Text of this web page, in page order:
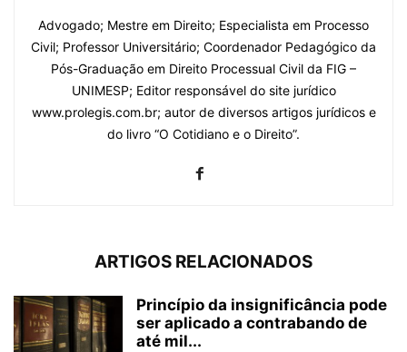
Advogado; Mestre em Direito; Especialista em Processo
Civil; Professor Universitário; Coordenador Pedagógico da
Pós-Graduação em Direito Processual Civil da FIG –
UNIMESP; Editor responsável do site jurídico
www.prolegis.com.br; autor de diversos artigos jurídicos e
do livro “O Cotidiano e o Direito”.
ARTIGOS RELACIONADOS
Princípio da insignificância pode
ser aplicado a contrabando de
até mil...